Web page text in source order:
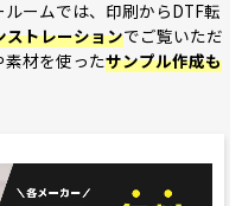
ームでは、印刷からDTF転
ストレーションでご覧いただ
素材を使ったサンプル作成も